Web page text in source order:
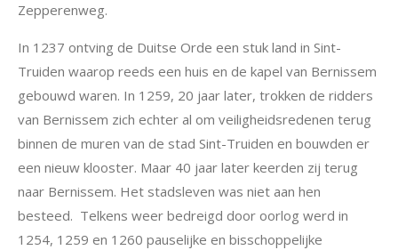
Zepperenweg.
In 1237 ontving de Duitse Orde een stuk land in Sint-
Truiden waarop reeds een huis en de kapel van Bernissem
gebouwd waren. In 1259, 20 jaar later, trokken de ridders
van Bernissem zich echter al om veiligheidsredenen terug
binnen de muren van de stad Sint-Truiden en bouwden er
een nieuw klooster. Maar 40 jaar later keerden zij terug
naar Bernissem. Het stadsleven was niet aan hen
besteed. Telkens weer bedreigd door oorlog werd in
1254, 1259 en 1260 pauselijke en bisschoppelijke